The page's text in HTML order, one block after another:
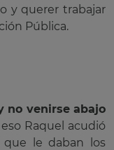
y querer trabajar
Pública.
no venirse abajo
eso Raquel acudió
le daban los